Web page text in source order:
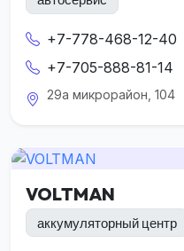
+7-778-468-12-40
+7-705-888-81-14
29а микрорайон, 104
VOLTMAN
аккумуляторный центр